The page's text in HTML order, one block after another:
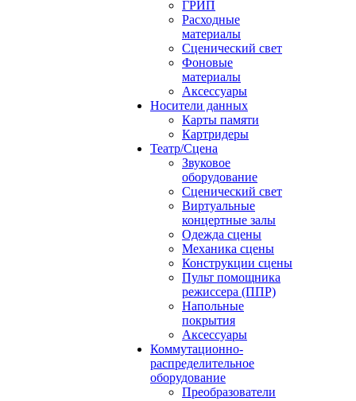
ГРИП
Расходные
материалы
Сценический свет
Фоновые
материалы
Аксессуары
Носители данных
Карты памяти
Картридеры
Театр/Сцена
Звуковое
оборудование
Сценический свет
Виртуальные
концертные залы
Одежда сцены
Механика сцены
Конструкции сцены
Пульт помощника
режиссера (ППР)
Напольные
покрытия
Аксессуары
Коммутационно-
распределительное
оборудование
Преобразователи